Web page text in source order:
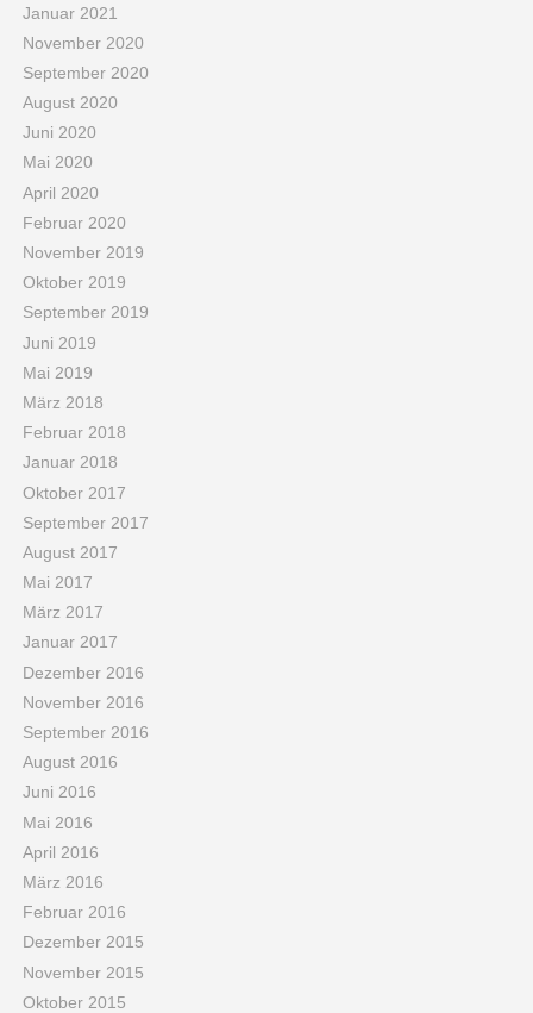
Januar 2021
November 2020
September 2020
August 2020
Juni 2020
Mai 2020
April 2020
Februar 2020
November 2019
Oktober 2019
September 2019
Juni 2019
Mai 2019
März 2018
Februar 2018
Januar 2018
Oktober 2017
September 2017
August 2017
Mai 2017
März 2017
Januar 2017
Dezember 2016
November 2016
September 2016
August 2016
Juni 2016
Mai 2016
April 2016
März 2016
Februar 2016
Dezember 2015
November 2015
Oktober 2015